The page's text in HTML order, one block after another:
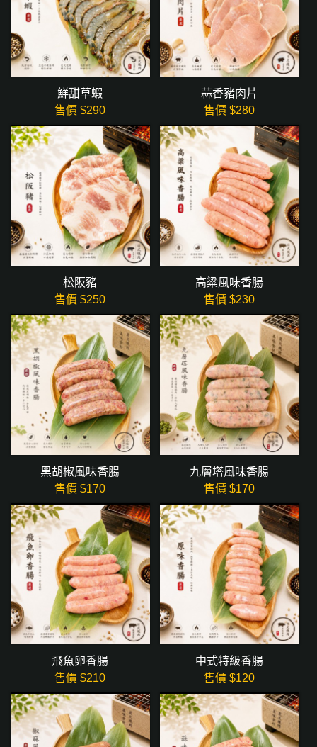
鮮甜草蝦
售價 $290
蒜香豬肉片
售價 $280
松阪豬
售價 $250
高粱風味香腸
售價 $230
黑胡椒風味香腸
售價 $170
九層塔風味香腸
售價 $170
飛魚卵香腸
售價 $210
中式特級香腸
售價 $120